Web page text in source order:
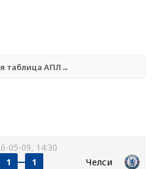
таблица АПЛ→
05-09, 14:30
1 1 Челси